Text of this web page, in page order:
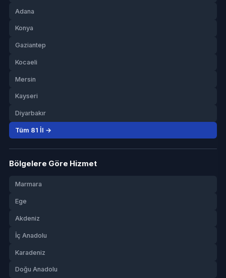
Adana
Konya
Gaziantep
Kocaeli
Mersin
Kayseri
Diyarbakır
Tüm 81 İl →
Bölgelere Göre Hizmet
Marmara
Ege
Akdeniz
İç Anadolu
Karadeniz
Doğu Anadolu